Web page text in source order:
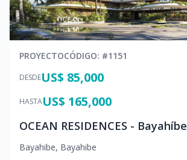
PROYECTOCÓDIGO: #1151
DESDEUS$ 85,000
HASTAUS$ 165,000
OCEAN RESIDENCES - Bayahíbe
Bayahibe, Bayahibe